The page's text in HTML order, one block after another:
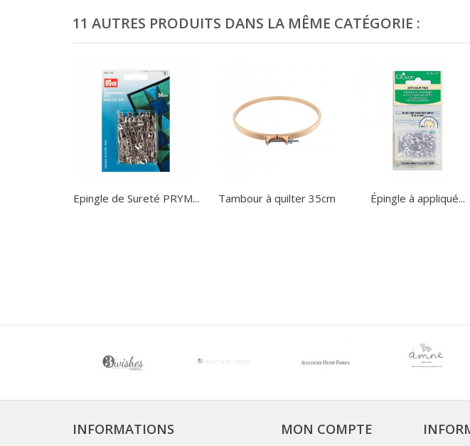
11 AUTRES PRODUITS DANS LA MÊME CATÉGORIE :
Epingle de Sureté PRYM... Tambour à quilter 35cm Épingle à appliqué...
INFORMATIONS MON COMPTE